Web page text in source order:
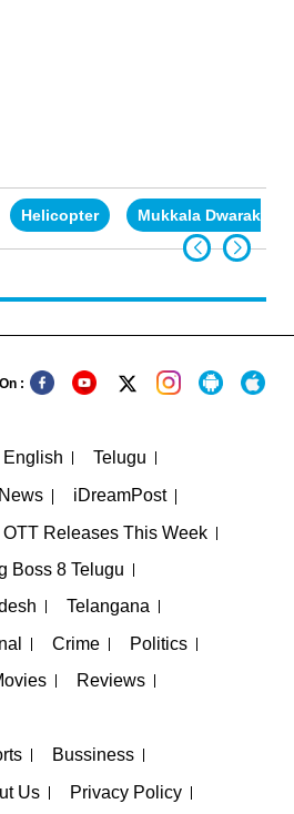
Helicopter Mukkala
:
English Telugu
iDreamPost
OTT Releases This Week
Boss 8 Telugu
Telangana
Crime Politics
Reviews
Bussiness
Us Privacy Policy